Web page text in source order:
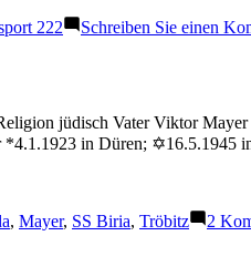
222 Schreiben Sie einen
jüdisch Vater Viktor
in Düren;
, Mayer, SS Biria, Tröbitz 2